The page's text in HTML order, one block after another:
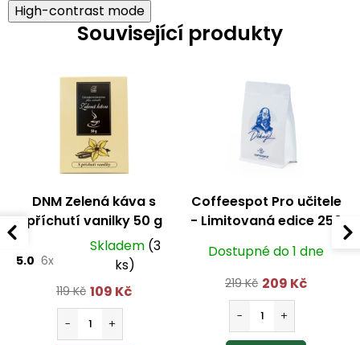
High-contrast mode
Související produkty
DNM Zelená káva s
příchutí vanilky 50 g
5.0 6x
Skladem (3
ks)
119 Kč 109 Kč
Coffeespot Pro učitele
- Limitovaná edice 250
Dostupné do 1 dne
219 Kč 209 Kč